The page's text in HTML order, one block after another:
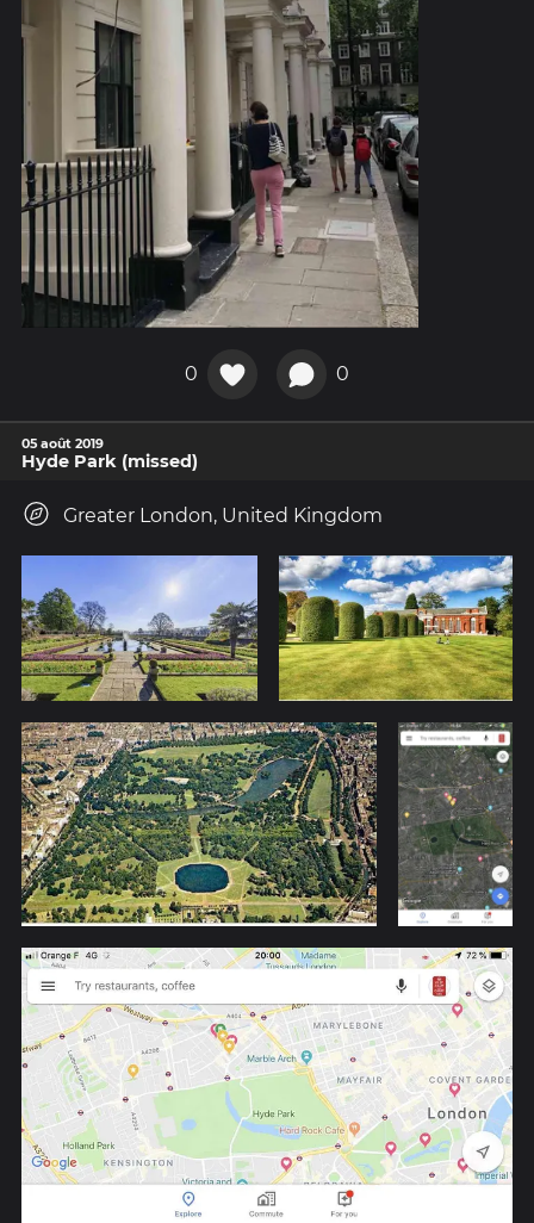
0 0
05 août 2019
Hyde Park (missed)
Greater London, United Kingdom